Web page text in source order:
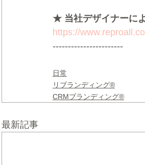
★ 当社デザイナーに
https://
-----------------------
日常
リブランディング®
CRMブランディング®
最新記事